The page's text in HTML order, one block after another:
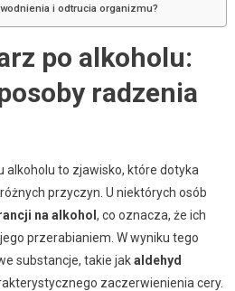
i odtrucia organizmu?
po alkoholu:
radzenia
alkoholu to zjawisko, które dotyka
przyczyn. U niektórych osób
na alkohol , co oznacza, że ich
przerabianiem. W wyniku tego
substancje, takie jakaldehyd
zaczerwienienia cery.